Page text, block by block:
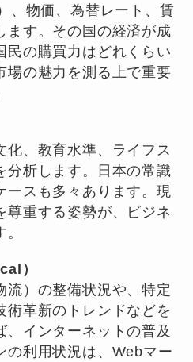
、物価、為替レート、賃
ます。その国の経済が成
民の購買力はどれくらい
場の魅力を測る上で重要
化、教育水準、ライフス
分析します。日本の常識
ースも多々あります。現
尊重する姿勢が、ビジネ
）
流）の整備状況や、特定
術革新のトレンドなどを
、インターネットの普及
の利用状況は、Webマー